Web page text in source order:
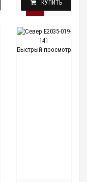
КУПИТЬ
Быстрый просмотр